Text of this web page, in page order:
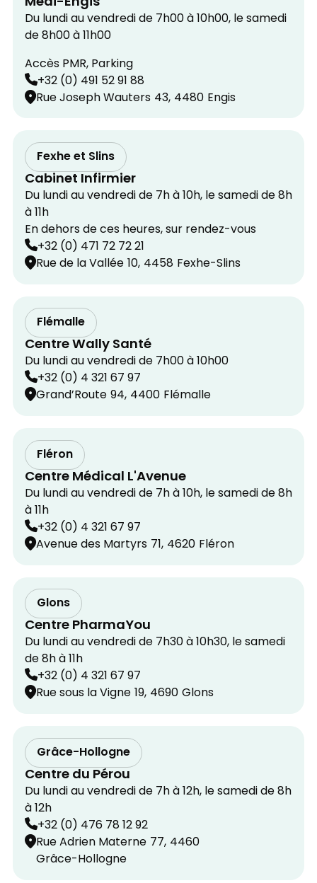
Du lundi au vendredi de 7h00 à 10h00, le samedi
de 8h00 à 11h00
Accès PMR, Parking
+32 (0) 491 52 91 88
Rue Joseph Wauters 43, 4480 Engis
Fexhe et Slins
Cabinet Infirmier
Du lundi au vendredi de 7h à 10h, le samedi de 8h
à 11h
En dehors de ces heures, sur rendez-vous
+32 (0) 471 72 72 21
Rue de la Vallée 10, 4458 Fexhe-Slins
Flémalle
Centre Wally Santé
Du lundi au vendredi de 7h00 à 10h00
+32 (0) 4 321 67 97
Grand’Route 94, 4400 Flémalle
Fléron
Centre Médical L'Avenue
Du lundi au vendredi de 7h à 10h, le samedi de 8h
à 11h
+32 (0) 4 321 67 97
Avenue des Martyrs 71, 4620 Fléron
Glons
Centre PharmaYou
Du lundi au vendredi de 7h30 à 10h30, le samedi
de 8h à 11h
+32 (0) 4 321 67 97
Rue sous la Vigne 19, 4690 Glons
Grâce-Hollogne
Centre du Pérou
Du lundi au vendredi de 7h à 12h, le samedi de 8h
à 12h
+32 (0) 476 78 12 92
Rue Adrien Materne 77, 4460
Grâce-Hollogne